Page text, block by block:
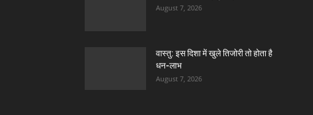
August 7, 2026
वास्तु: इस दिशा में खुले तिजोरी तो होता है
धन-लाभ
August 7, 2026